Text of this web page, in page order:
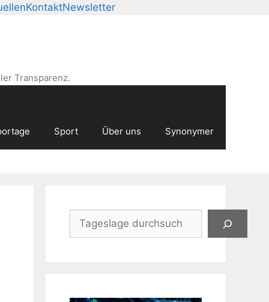
KontaktNewsletter
Transparenz.
Sport Über uns Synonymer
Suchen